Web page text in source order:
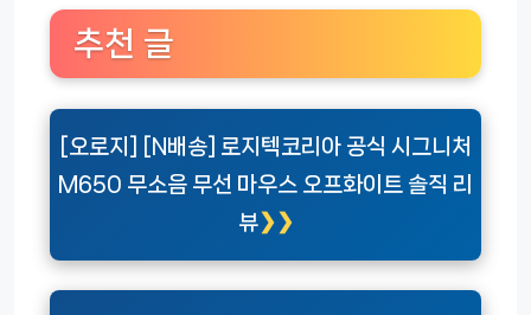
추천 글
[오로지] [N배송] 로지텍코리아 공식 시그니처
M650 무소음 무선 마우스 오프화이트 솔직 리
뷰